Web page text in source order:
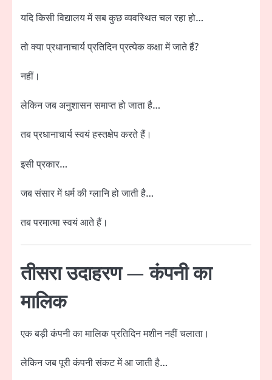
यदि किसी विद्यालय में सब कुछ व्यवस्थित चल रहा हो…
तो क्या प्रधानाचार्य प्रतिदिन प्रत्येक कक्षा में जाते हैं?
नहीं।
लेकिन जब अनुशासन समाप्त हो जाता है…
तब प्रधानाचार्य स्वयं हस्तक्षेप करते हैं।
इसी प्रकार…
जब संसार में धर्म की ग्लानि हो जाती है…
तब परमात्मा स्वयं आते हैं।
तीसरा उदाहरण — कंपनी का
मालिक
एक बड़ी कंपनी का मालिक प्रतिदिन मशीन नहीं चलाता।
लेकिन जब पूरी कंपनी संकट में आ जाती है…